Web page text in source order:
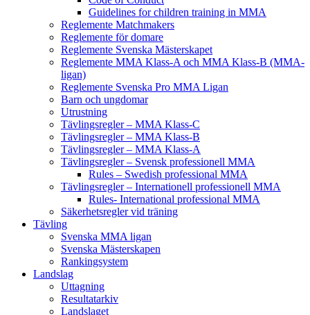
Guidelines for children training in MMA
Reglemente Matchmakers
Reglemente för domare
Reglemente Svenska Mästerskapet
Reglemente MMA Klass-A och MMA Klass-B (MMA-
ligan)
Reglemente Svenska Pro MMA Ligan
Barn och ungdomar
Utrustning
Tävlingsregler – MMA Klass-C
Tävlingsregler – MMA Klass-B
Tävlingsregler – MMA Klass-A
Tävlingsregler – Svensk professionell MMA
Rules – Swedish professional MMA
Tävlingsregler – Internationell professionell MMA
Rules- International professional MMA
Säkerhetsregler vid träning
Tävling
Svenska MMA ligan
Svenska Mästerskapen
Rankingsystem
Landslag
Uttagning
Resultatarkiv
Landslaget